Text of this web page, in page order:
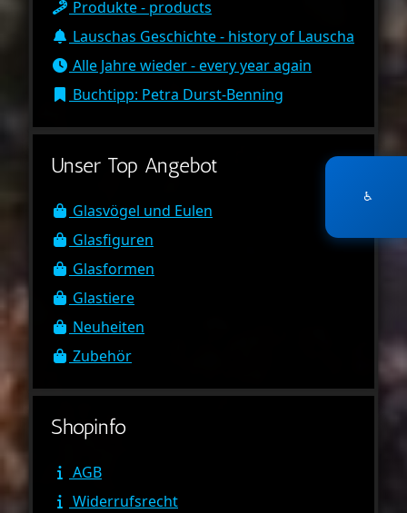
Produkte - products
Lauschas Geschichte - history of Lauscha
Alle Jahre wieder - every year again
Buchtipp: Petra Durst-Benning
Unser Top Angebot
Glasvögel und Eulen
Glasfiguren
Glasformen
Glastiere
Neuheiten
Zubehör
Shopinfo
AGB
Widerrufsrecht
♿